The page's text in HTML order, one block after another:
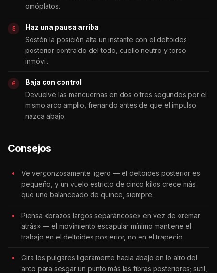
omóplatos.
Haz una pausa arriba
Sostén la posición alta un instante con el deltoides
posterior contraído del todo, cuello neutro y torso
inmóvil.
Baja con control
Devuelve las mancuernas en dos o tres segundos por el
mismo arco amplio, frenando antes de que el impulso
nazca abajo.
Consejos
Ve vergonzosamente ligero — el deltoides posterior es
pequeño, y un vuelo estricto de cinco kilos crece más
que uno balanceado de quince, siempre.
Piensa «brazos largos separándose» en vez de «remar
atrás» — el movimiento escapular mínimo mantiene el
trabajo en el deltoides posterior, no en el trapecio.
Gira los pulgares ligeramente hacia abajo en lo alto del
arco para sesgar un punto más las fibras posteriores; sutil,